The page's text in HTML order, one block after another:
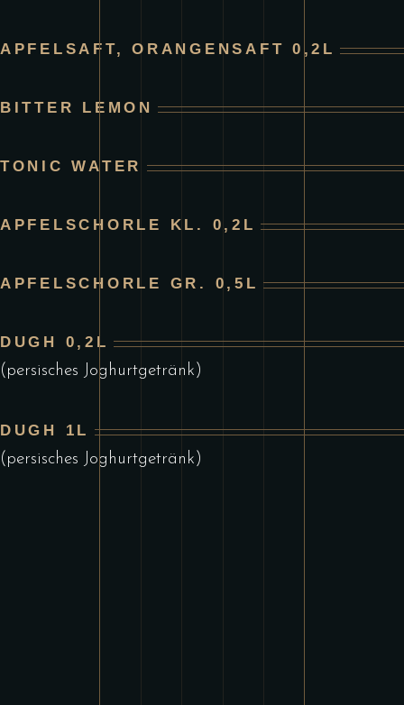
APFELSAFT, ORANGENSAFT 0,2L
BITTER LEMON
TONIC WATER
APFELSCHORLE KL. 0,2L
APFELSCHORLE GR. 0,5L
DUGH 0,2L
(persisches Joghurtgetränk)
DUGH 1L
(persisches Joghurtgetränk)